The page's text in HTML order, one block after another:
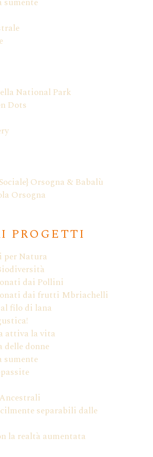
sumente
National Park
Dots
Orsogna & Babalù
Orsogna
PROGETTI
per Natura
dai Pollini
dai frutti Mbriachelli
filo di lana
attiva la vita
delle donne
sumente
separabili dalle
la realtà aumentata